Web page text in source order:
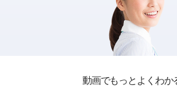
動画でもっとよくわか